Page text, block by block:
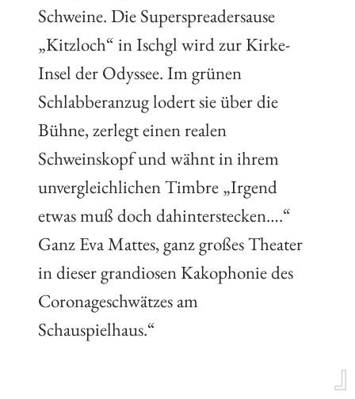
Schweine. Die Superspreadersause
„Kitzloch“ in Ischgl wird zur Kirke-
Insel der Odyssee. Im grünen
Schlabberanzug lodert sie über die
Bühne, zerlegt einen realen
Schweinskopf und wähnt in ihrem
unvergleichlichen Timbre „Irgend
etwas muß doch dahinterstecken….“
Ganz Eva Mattes, ganz großes Theater
in dieser grandiosen Kakophonie des
Coronageschwätzes am
Schauspielhaus.“